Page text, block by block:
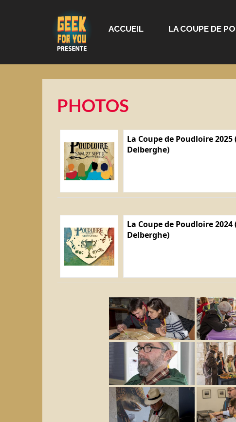
ACCUEIL LA COUPE DE
PHOTOS
La Coupe de Poudloire
Delberghe)
La Coupe de Poudloire
Delberghe)